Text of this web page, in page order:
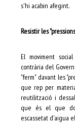
s'hi acabin afegint.
Resistir les
El moviment
contrària del
"ferm" davant les
que rep per
reutilització i
que és el que
escassetat d'aigua